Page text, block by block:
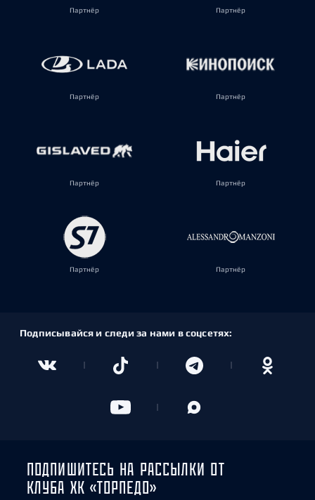
Партнёр Партнёр
Партнёр Партнёр
Партнёр Партнёр
Партнёр Партнёр
Подписывайся и следи за нами в соцсетях:
ПОДПИШИТЕСЬ НА РАССЫЛКИ ОТ
КЛУБА ХК «ТОРПЕДО»